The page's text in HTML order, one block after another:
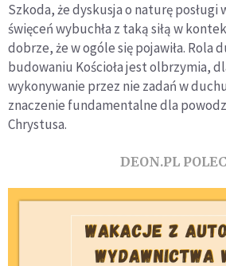
Szkoda, że dyskusja o naturę posługi
święceń wybuchła z taką siłą w
dobrze, że w ogóle się pojawiła. Rola
budowaniu Kościoła jest olbrzymia,
wykonywanie przez nie zadań w
znaczenie fundamentalne dla
Chrystusa.
DEON.PL